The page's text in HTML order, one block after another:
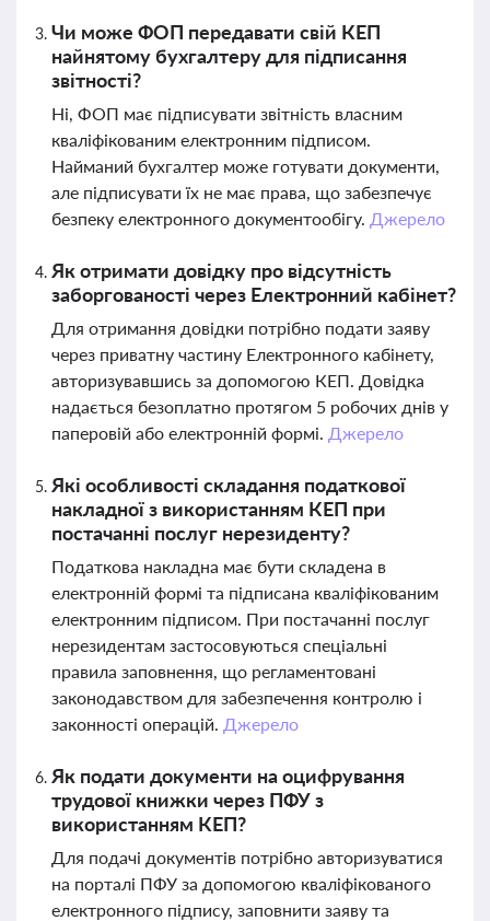
Чи може ФОП передавати свій КЕП
найнятому бухгалтеру для підписання
звітності?
Ні, ФОП має підписувати звітність власним
кваліфікованим електронним підписом.
Найманий бухгалтер може готувати документи,
але підписувати їх не має права, що забезпечує
безпеку електронного документообігу. Джерело
Як отримати довідку про відсутність
заборгованості через Електронний кабінет?
Для отримання довідки потрібно подати заяву
через приватну частину Електронного кабінету,
авторизувавшись за допомогою КЕП. Довідка
надається безоплатно протягом 5 робочих днів у
паперовій або електронній формі. Джерело
Які особливості складання податкової
накладної з використанням КЕП при
постачанні послуг нерезиденту?
Податкова накладна має бути складена в
електронній формі та підписана кваліфікованим
електронним підписом. При постачанні послуг
нерезидентам застосовуються спеціальні
правила заповнення, що регламентовані
законодавством для забезпечення контролю і
законності операцій. Джерело
Як подати документи на оцифрування
трудової книжки через ПФУ з
використанням КЕП?
Для подачі документів потрібно авторизуватися
на порталі ПФУ за допомогою кваліфікованого
електронного підпису, заповнити заяву та